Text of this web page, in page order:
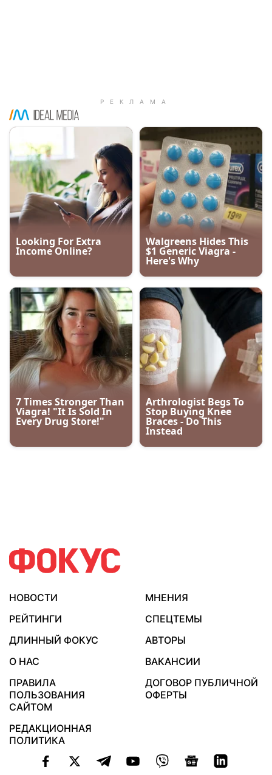
НОВОСТИ
МНЕНИЯ
РЕЙТИНГИ
СПЕЦТЕМЫ
ДЛИННЫЙ ФОКУС
АВТОРЫ
О НАС
ВАКАНСИИ
ПРАВИЛА
ПОЛЬЗОВАНИЯ
САЙТОМ
ДОГОВОР ПУБЛИЧНОЙ
ОФЕРТЫ
РЕДАКЦИОННАЯ
ПОЛИТИКА